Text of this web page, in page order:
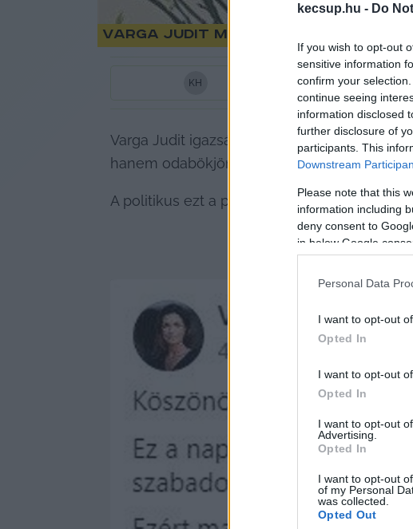
kecsup.hu - Do
If you wish to opt-out
sensitive information
confirm your
continue seeing
information disclosed
further disclosure of
participants. This
Downstream
Please note that this
information including
deny consent to
in below Google
Personal Data
I want to opt-out
Opted In
I want to opt-out
Opted In
I want to opt-out
Advertising.
Opted In
I want to opt-out
of my Personal
was collected.
Opted Out
Varga Judit miniszter gratulált a
KH
Varga Judit igazságügyi miniszter úgy
hanem odabökjön azoknak is, akik pl.
A politikus ezt a posztot írta a Facebookon: